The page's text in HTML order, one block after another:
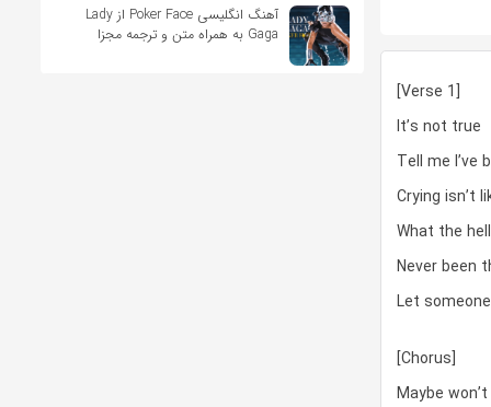
[Verse 1]
It’s not true
Tell me I’ve
Crying isn’t
What the
Never been
Let
[Chorus]
Maybe
آهنگ انگلیسی Poker Face از Lady
Gaga به همراه متن و ترجمه مجزا